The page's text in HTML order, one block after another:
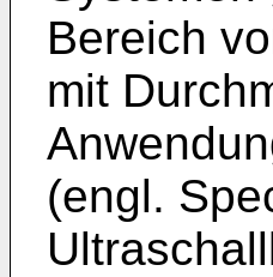
Bereich
mit
(engl.